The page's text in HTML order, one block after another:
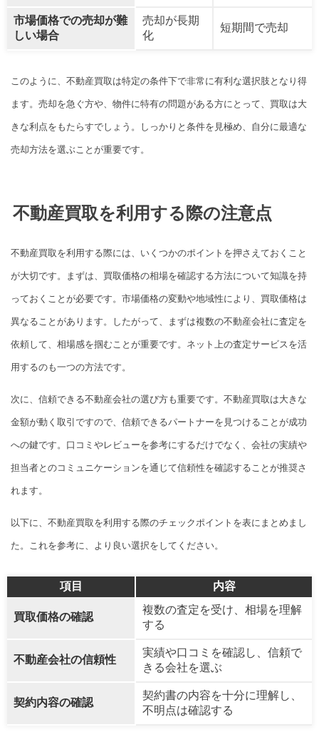
市場価格での売却が難
しい場合
売却が長期
化
短期間で売却
このように、不動産買取は特定の条件下で非常に有利な選択肢となり得
ます。売却を急ぐ方や、物件に特有の問題がある方にとって、買取は大
きな利点をもたらすでしょう。しっかりと条件を見極め、自分に最適な
売却方法を選ぶことが重要です。
不動産買取を利用する際の注意点
不動産買取を利用する際には、いくつかのポイントを押さえておくこと
が大切です。まずは、買取価格の相場を確認する方法について知識を持
っておくことが必要です。市場価格の変動や地域性により、買取価格は
異なることがあります。したがって、まずは複数の不動産会社に査定を
依頼して、相場感を掴むことが重要です。ネット上の査定サービスを活
用するのも一つの方法です。
次に、信頼できる不動産会社の選び方も重要です。不動産買取は大きな
金額が動く取引ですので、信頼できるパートナーを見つけることが成功
への鍵です。口コミやレビューを参考にするだけでなく、会社の実績や
担当者とのコミュニケーションを通じて信頼性を確認することが推奨さ
れます。
以下に、不動産買取を利用する際のチェックポイントを表にまとめまし
た。これを参考に、より良い選択をしてください。
項目 内容
買取価格の確認
複数の査定を受け、相場を理解
する
不動産会社の信頼性
実績や口コミを確認し、信頼で
きる会社を選ぶ
契約内容の確認
契約書の内容を十分に理解し、
不明点は確認する